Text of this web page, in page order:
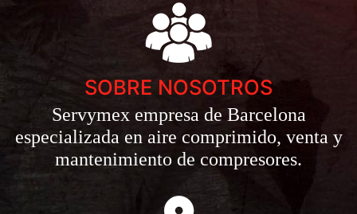
SOBRE NOSOTROS
Servymex empresa de Barcelona
especializada en aire comprimido, venta y
mantenimiento de compresores.